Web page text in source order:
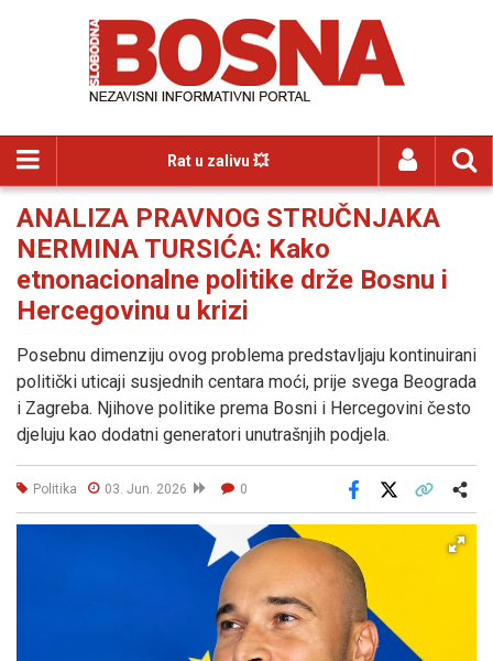
Rat u zalivu 💥
ANALIZA PRAVNOG STRUČNJAKA
NERMINA TURSIĆA: Kako
etnonacionalne politike drže Bosnu i
Hercegovinu u krizi
Posebnu dimenziju ovog problema predstavljaju kontinuirani
politički uticaji susjednih centara moći, prije svega Beograda
i Zagreba. Njihove politike prema Bosni i Hercegovini često
djeluju kao dodatni generatori unutrašnjih podjela.
Politika 03. Jun. 2026 0
Facebook